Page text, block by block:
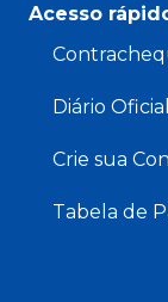
Acesso
Diário Oficial
Crie sua
Tabela de